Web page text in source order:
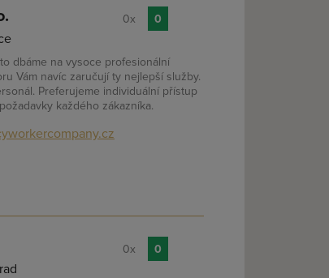
dbáme na vysoce profesionální
Vám navíc zaručují ty nejlepší služby.
Preferujeme individuální přístup
každého zákazníka.
0x 0
0x 0